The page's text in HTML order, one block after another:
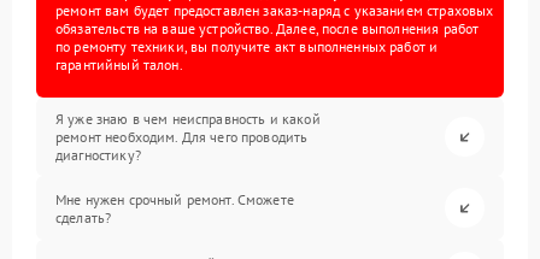
ремонт вам будет предоставлен заказ-наряд с указанием страховых
обязательств на ваше устройство. Далее, после выполнения работ
по ремонту техники, вы получите акт выполненных работ и
гарантийный талон.
Я уже знаю в чем неисправность и какой
ремонт необходим. Для чего проводить
диагностику?
Мне нужен срочный ремонт. Сможете
сделать?